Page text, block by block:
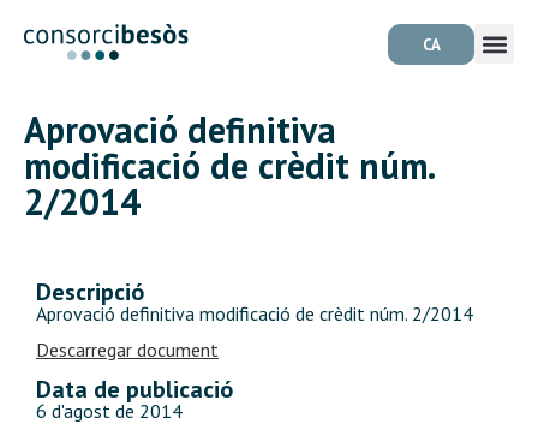
CA
Aprovació definitiva
modificació de crèdit núm.
2/2014
Descripció
Aprovació definitiva modificació de crèdit núm. 2/2014
Descarregar document
Data de publicació
6 d'agost de 2014